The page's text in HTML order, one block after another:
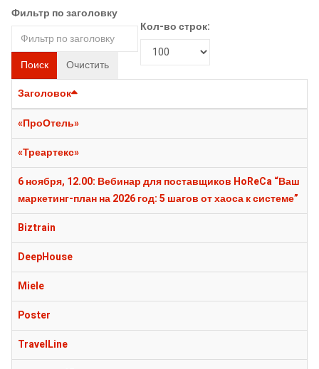
Фильтр по заголовку
Поиск Очистить
Кол-во строк:
Заголовок
«ПроОтель»
«Треартекс»
6 ноября, 12.00: Вебинар для поставщиков HoReCa “Ваш
маркетинг-план на 2026 год: 5 шагов от хаоса к системе”
Biztrain
DeepHouse
Miele
Poster
TravelLine